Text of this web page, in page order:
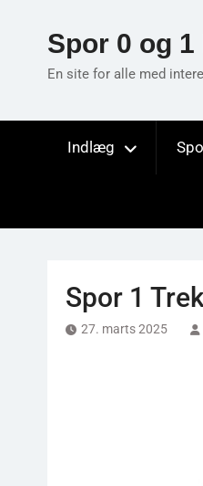
Spor 0 og 1
En site for alle med
Indlæg
Spor 1
27. marts 2025